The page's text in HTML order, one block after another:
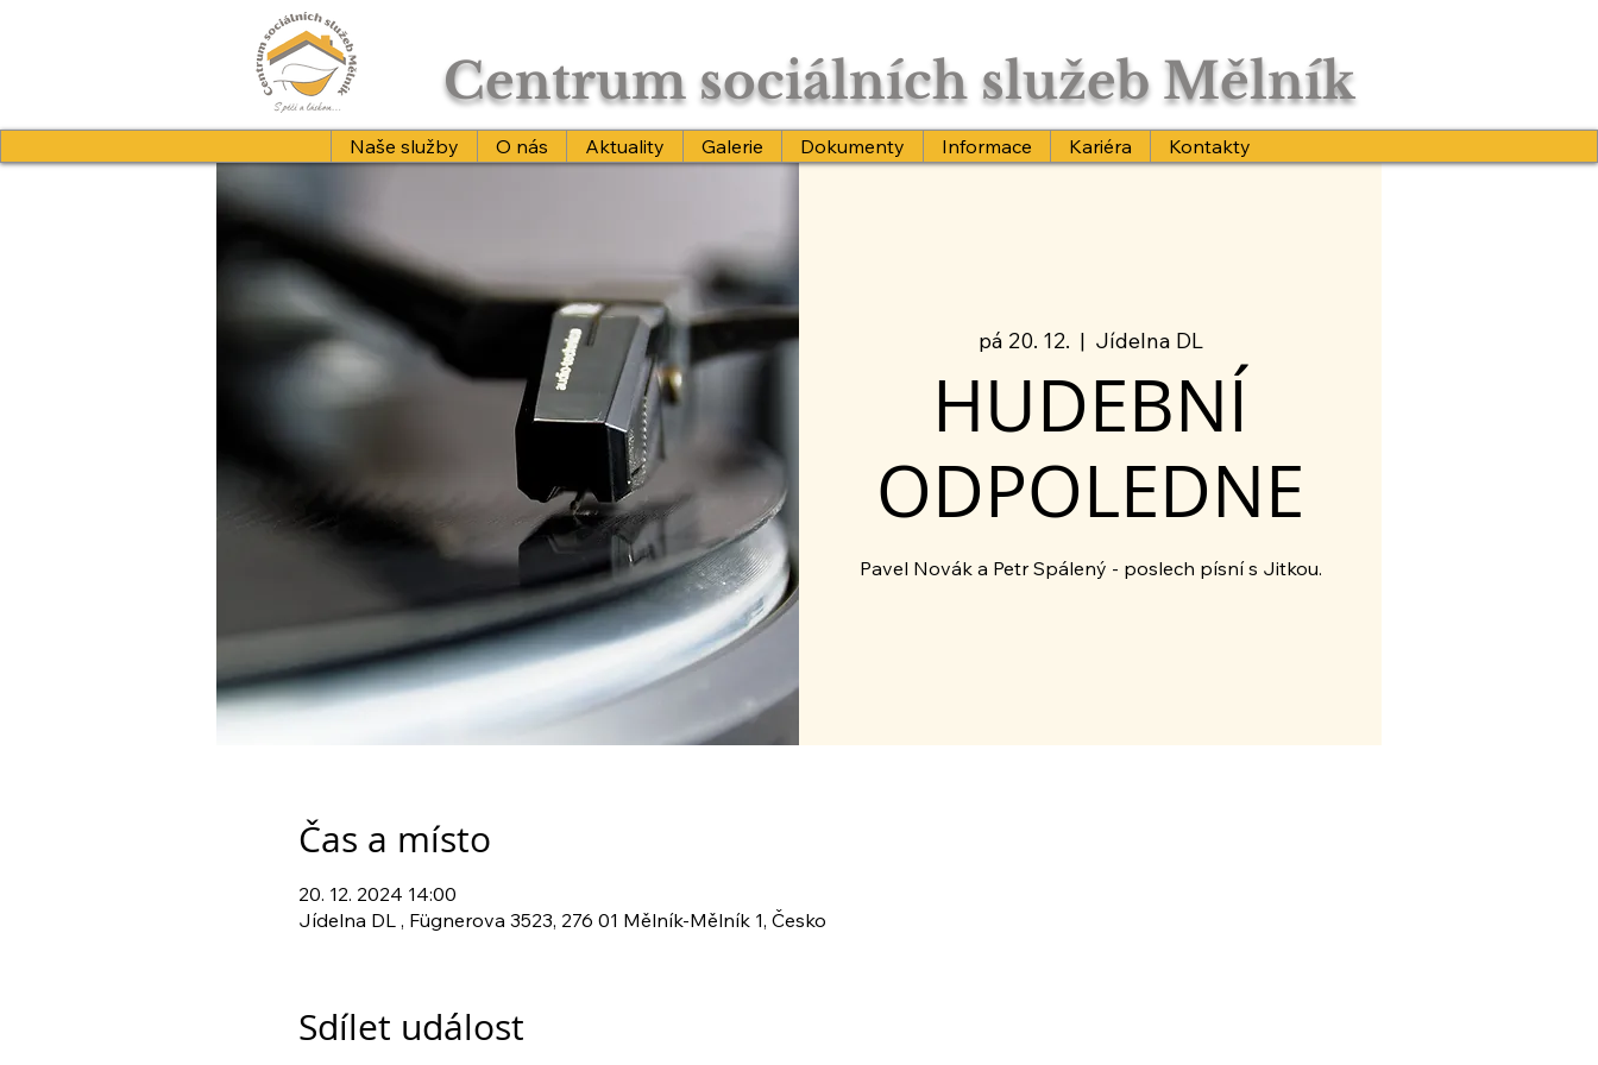
Centrum sociálních služeb Mělník
Naše služby O nás Aktuality Galerie Dokumenty Informace Kariéra Kontakty
pá 20. 12.
  |
Jídelna DL
HUDEBNÍ
ODPOLEDNE
Pavel Novák a Petr Spálený - poslech písní s Jitkou.
Čas a místo
20. 12. 2024 14:00
Jídelna DL , Fügnerova 3523, 276 01 Mělník-Mělník 1, Česko
Sdílet událost